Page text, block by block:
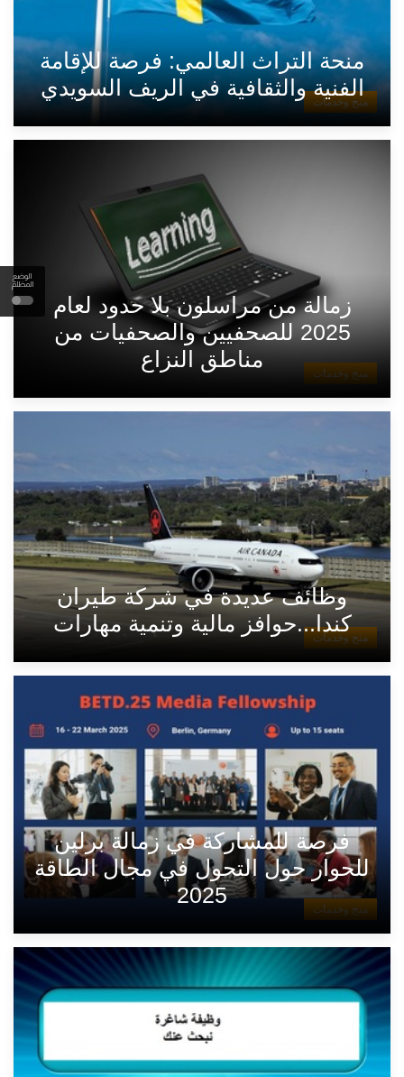
الوضع
المظلم
منح وخدمات
منحة التراث العالمي: فرصة للإقامة
الفنية والثقافية في الريف السويدي
منح وخدمات
زمالة من مراسلون بلا حدود لعام
2025 للصحفيين والصحفيات من
مناطق النزاع
منح وخدمات
وظائف عديدة في شركة طيران
كندا...حوافز مالية وتنمية مهارات
منح وخدمات
فرصة للمشاركة في زمالة برلين
للحوار حول التحول في مجال الطاقة
2025